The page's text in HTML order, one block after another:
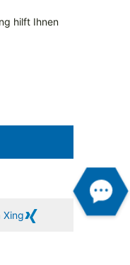
hilft Ihnen
Xing